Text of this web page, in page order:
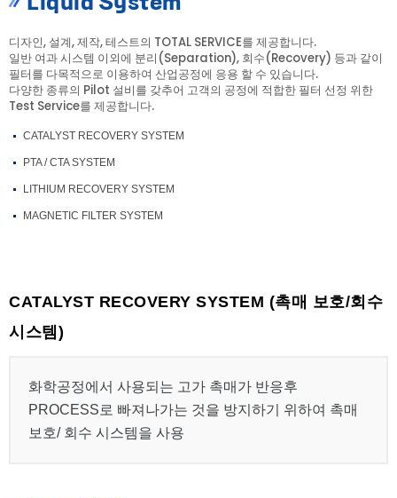
디자인, 설계, 제작, 테스트의 TOTAL SERVICE를 제공합니다.
일반 여과 시스템 이외에 분리(Separation), 회수(Recovery) 등과 같이
필터를 다목적으로 이용하여 산업공정에 응용 할 수 있습니다.
다양한 종류의 Pilot 설비를 갖추어 고객의 공정에 적합한 필터 선정 위한
Test Service를 제공합니다.
CATALYST RECOVERY SYSTEM
PTA / CTA SYSTEM
LITHIUM RECOVERY SYSTEM
MAGNETIC FILTER SYSTEM
CATALYST RECOVERY SYSTEM (촉매 보호/회수
시스템)
화학공정에서 사용되는 고가 촉매가 반응후
PROCESS로 빠져나가는 것을 방지하기 위하여 촉매
보호/ 회수 시스템을 사용